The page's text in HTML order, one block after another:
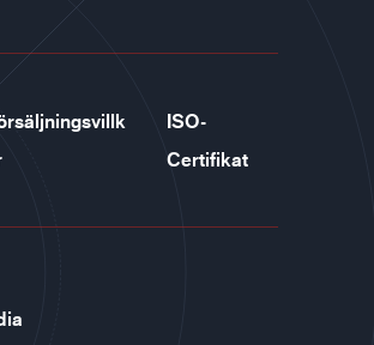
ISO-
Certifikat